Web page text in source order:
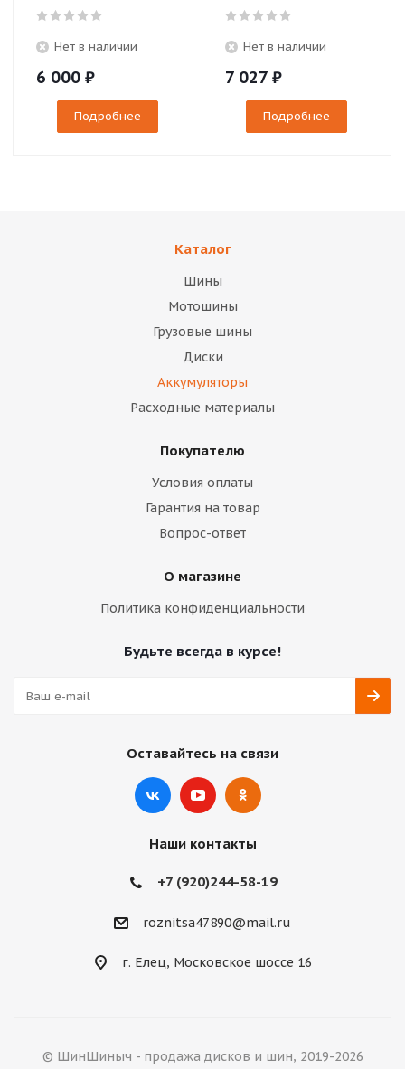
Нет в наличии
6 000 ₽
Подробнее
Нет в наличии
7 027 ₽
Подробнее
Каталог
Шины
Мотошины
Грузовые шины
Диски
Аккумуляторы
Расходные материалы
Покупателю
Условия оплаты
Гарантия на товар
Вопрос-ответ
О магазине
Политика конфиденциальности
Будьте всегда в курсе!
Оставайтесь на связи
Наши контакты
+7 (920)244-58-19
roznitsa47890@mail.ru
г. Елец, Московское шоссе 16
© ШинШиныч - продажа дисков и шин, 2019-2026